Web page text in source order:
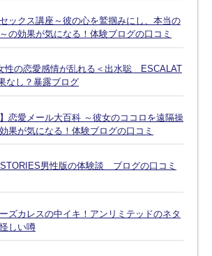
ックス講座～彼の心を鷲掴みにし、本当の
の効果が気になる！体験ブログの口コミ
性の恋愛感情が乱れる＜出水聡 ESCALAT
なし？暴露ブログ
】恋愛メール大百科 ～彼女のココロを遠隔操
果が気になる！体験ブログの口コミ
男性版の体験談 ブログの口コミ
ズカレスの中イキ！アンリミテッドのネタ
しい噂